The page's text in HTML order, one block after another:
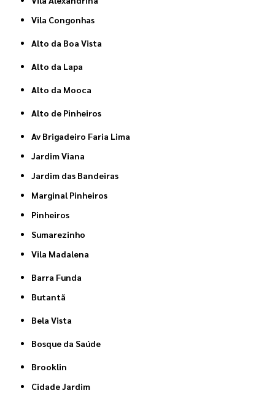
Vila Congonhas
Alto da Boa Vista
Alto da Lapa
Alto da Mooca
Alto de Pinheiros
Av Brigadeiro Faria Lima
Jardim Viana
Jardim das Bandeiras
Marginal Pinheiros
Pinheiros
Sumarezinho
Vila Madalena
Barra Funda
Butantã
Bela Vista
Bosque da Saúde
Brooklin
Cidade Jardim